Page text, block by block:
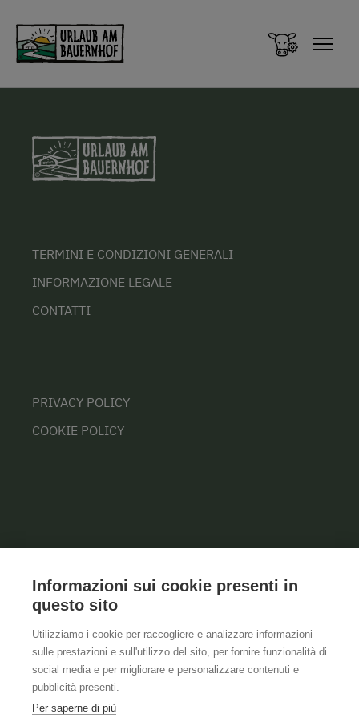
TERMINI E CONDIZIONI GENERALI
INFORMAZIONE LEGALE
CONTATTI
PRIVACY POLICY
COOKIE POLICY
Informazioni sui cookie presenti in
questo sito
Utilizziamo i cookie per raccogliere e analizzare informazioni
sulle prestazioni e sull'utilizzo del sito, per fornire funzionalità di
social media e per migliorare e personalizzare contenuti e
pubblicità presenti.
Per saperne di più